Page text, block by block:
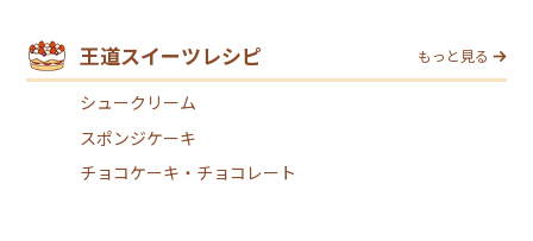
王道スイーツレシピ もっと見る
シュークリーム
スポンジケーキ
チョコケーキ・チョコレート